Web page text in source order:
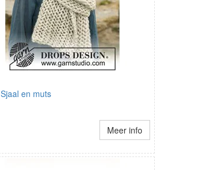
Sjaal en muts
Meer info